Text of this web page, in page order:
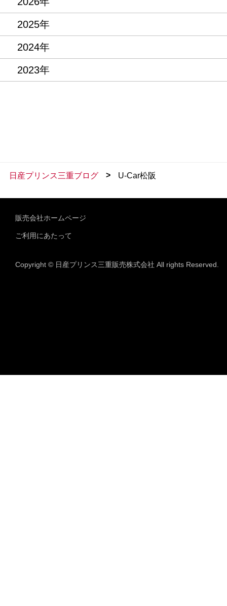
2025年
2024年
2023年
日産プリンス三重ブログ > U-Car松阪
販売会社ホームページ
ご利用にあたって
Copyright © 日産プリンス三重販売株式会社 All rights Reserved.